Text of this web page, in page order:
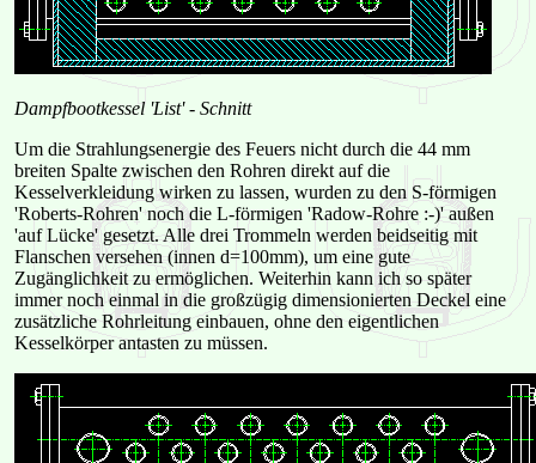
Dampfbootkessel 'List' - Schnitt
Um die Strahlungsenergie des Feuers nicht durch die 44 mm
breiten Spalte zwischen den Rohren direkt auf die
Kesselverkleidung wirken zu lassen, wurden zu den S-förmigen
'Roberts-Rohren' noch die L-förmigen 'Radow-Rohre :-)' außen
'auf Lücke' gesetzt. Alle drei Trommeln werden beidseitig mit
Flanschen versehen (innen d=100mm), um eine gute
Zugänglichkeit zu ermöglichen. Weiterhin kann ich so später
immer noch einmal in die großzügig dimensionierten Deckel eine
zusätzliche Rohrleitung einbauen, ohne den eigentlichen
Kesselkörper antasten zu müssen.